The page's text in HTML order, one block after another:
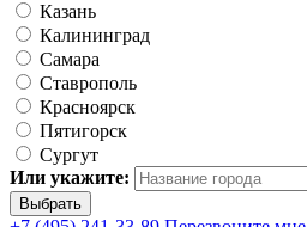
Казань
Калининград
Самара
Ставрополь
Красноярск
Пятигорск
Сургут
Или укажите: